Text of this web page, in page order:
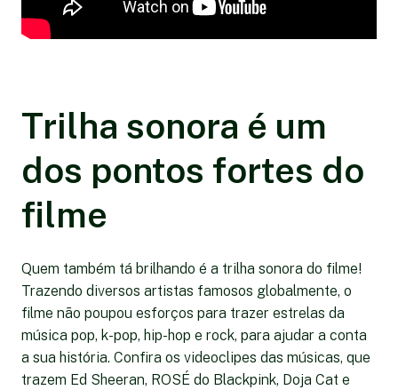
Trilha sonora é um
dos pontos fortes do
filme
Quem também tá brilhando é a trilha sonora do filme!
Trazendo diversos artistas famosos globalmente, o
filme não poupou esforços para trazer estrelas da
música pop, k-pop, hip-hop e rock, para ajudar a conta
a sua história. Confira os videoclipes das músicas, que
trazem Ed Sheeran, ROSÉ do Blackpink, Doja Cat e